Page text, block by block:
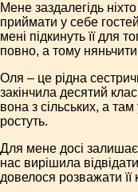
Мене заздалегідь
приймати у себе
мені підкинуть її для
повно, а тому няньчити
Оля – це рідна
закінчила десятий
вона з сільських, а
ростуть.
Для мене досі
нас вирішила
довелося розважати її